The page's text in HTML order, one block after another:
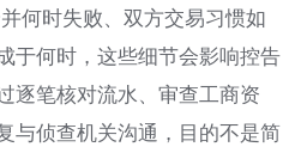
何时失败、双方交易习惯如
于何时，这些细节会影响控告
逐笔核对流水、审查工商资
与侦查机关沟通，目的不是简